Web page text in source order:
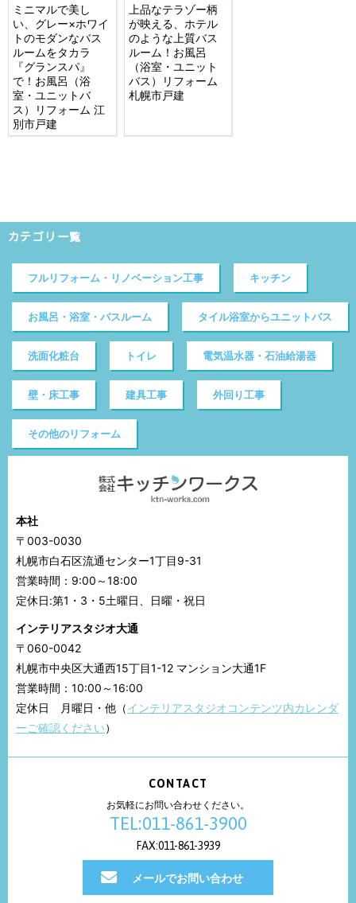
ミニマルで美し
い、グレー×ホワイ
トのモダンなバス
ルームをタカラ
『グランスパ』
で！お風呂（浴
室・ユニットバ
ス）リフォーム 江
別市戸建
上品なテラゾー柄
が映える、ホテル
のような上質バス
ルーム！お風呂
（浴室・ユニット
バス）リフォーム
札幌市戸建
カテゴリ一覧
フルリフォーム・リノベーション工事 キッチン
お風呂・浴室・バスルーム タイル浴室からユニットバス
洗面化粧台 トイレ 電気温水器・石油給湯器
壁・床工事 建具工事 外回り工事
その他のリフォーム
本社
〒003-0030
札幌市白石区流通センター1丁目9-31
営業時間：9:00～18:00
定休日:第1・3・5土曜日、日曜・祝日
インテリアスタジオ大通
〒060-0042
札幌市中央区大通西15丁目1-12 マンション大通1F
営業時間：10:00～16:00
定休日 月曜日・他（インテリアスタジオコンテンツ内カレンダ
ーご確認ください）
CONTACT
お気軽にお問い合わせください。
TEL:011-861-3900
FAX:011-861-3939
メールでお問い合わせ